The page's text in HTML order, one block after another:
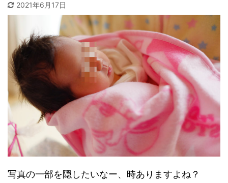
2021年6月17日
写真の一部を隠したいなー、時ありますよね？